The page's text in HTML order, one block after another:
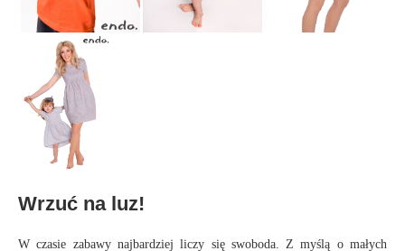
Wrzuć na luz!
W czasie zabawy najbardziej liczy się swoboda. Z myślą o małych